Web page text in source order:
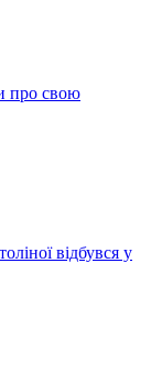
про свою
відбувся у